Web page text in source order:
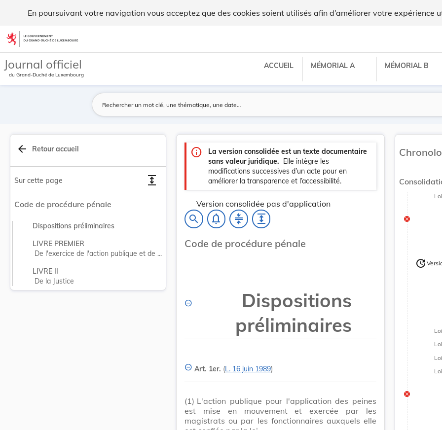
En poursuivant votre navigation vous acceptez que des cookies soient utilisés afin d’améliorer votre expérience
Aller au contenu
Journal officiel
du Grand-Duché de Luxembourg
ACCUEIL MÉMORIAL A MÉMORIAL B
arrow_back Retour accueil
Sur cette page expand
Code de procédure pénale
Dispositions préliminaires
LIVRE PREMIER
De l'exercice de l'action publique et de ...
LIVRE II
De la Justice
info
La version consolidée est un texte documentaire
sans valeur juridique. Elle intègre les
modifications successives d’un acte pour en
améliorer la transparence et l’accessibilité.
Version consolidée pas d'application
search notifications_none compress expand
Code de procédure pénale
Dispositions
préliminaires
Art. 1er. (L. 16 juin 1989)
(1) L'action publique pour l'application des peines
est mise en mouvement et exercée par les
magistrats ou par les fonctionnaires auxquels elle
update